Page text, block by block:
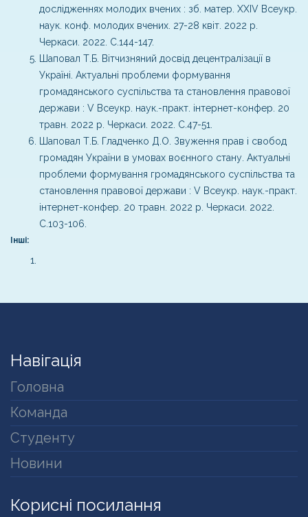
дослідженнях молодих вчених : зб. матер. ХХІV Всеукр.
наук. конф. молодих вчених. 27-28 квіт. 2022 р.
Черкаси. 2022. С.144-147.
Шаповал Т.Б. Вітчизняний досвід децентралізації в
Україні. Актуальні проблеми формування
громадянського суспільства та становлення правової
держави : V Всеукр. наук.-практ. інтернет-конфер. 20
травн. 2022 р. Черкаси. 2022. С.47-51.
Шаповал Т.Б. Гладченко Д.О. Звуження прав і свобод
громадян України в умовах воєнного стану. Актуальні
проблеми формування громадянського суспільства та
становлення правової держави : V Всеукр. наук.-практ.
інтернет-конфер. 20 травн. 2022 р. Черкаси. 2022.
С.103-106.
Інші:
Навігація
Головна
Команда
Студенту
Новини
Корисні посилання